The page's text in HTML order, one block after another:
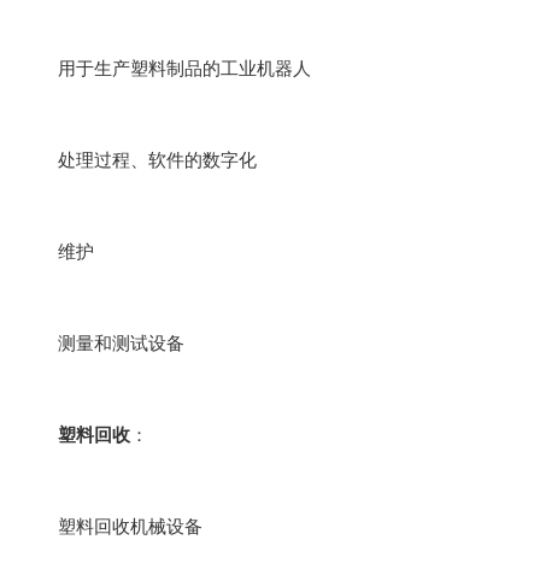
用于生产塑料制品的工业机器人
处理过程、软件的数字化
维护
测量和测试设备
塑料回收 ：
塑料回收机械设备